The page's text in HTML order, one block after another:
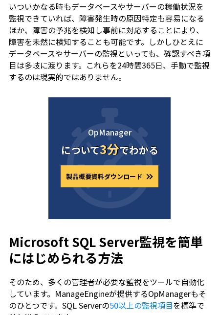
いついかなる時もデータベースやサーバーの稼働状況を
監視できていれば、障害発生時の原因特定も容易になる
ほか、障害の予兆を検知し事前に対応することにより、
障害を未然に検知することも可能です。しかしひとえに
データベースやサーバーの監視といっても、確認すべき項
目は多岐に渡ります。これらを24時間365日、手動で監視
するのは現実的ではありません。
OpManager
について3分でわかる
製品概要資料ダウンロード
Microsoft SQL Server監視を簡単
にはじめられる方法
そのため、多くの管理者が必要な監視をツールで自動化
しています。ManageEngineが提供するOpManagerもそ
のひとつです。SQL Serverの50以上の監視項目を標準で